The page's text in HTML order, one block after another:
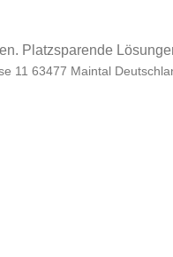
Platzsparende
11 63477 Maintal